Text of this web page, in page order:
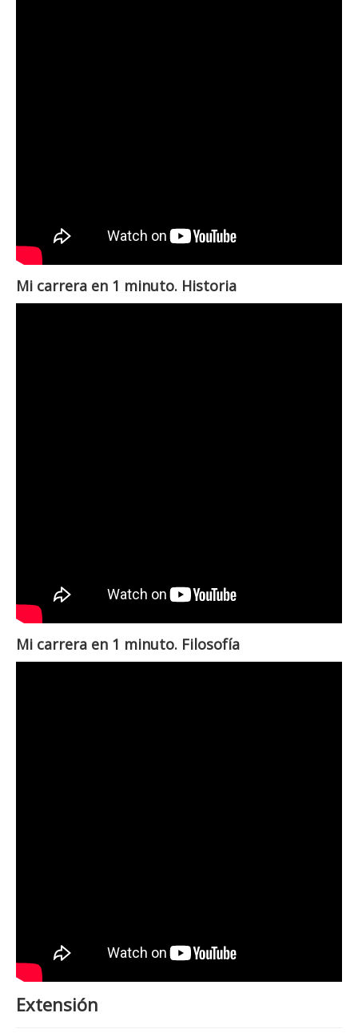
Mi carrera en 1 minuto. Historia
Mi carrera en 1 minuto. Filosofía
Extensión